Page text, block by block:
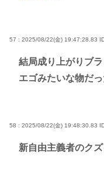
57 : 2025/08/22(金) 19:47:28.83
結局成り上がりブ
エゴみたいな物だ
58 : 2025/08/22(金) 19:48:30.83
新自由主義者のク